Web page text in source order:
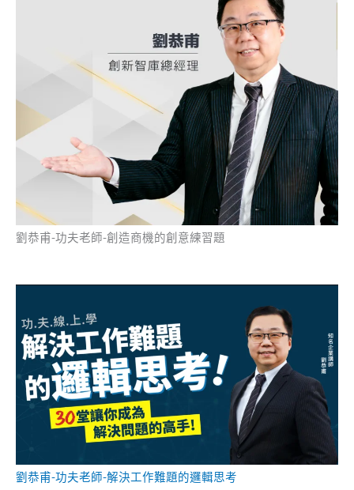
劉恭甫-功夫老師-創造商機的創意練習題
劉恭甫-功夫老師-解決工作難題的邏輯思考